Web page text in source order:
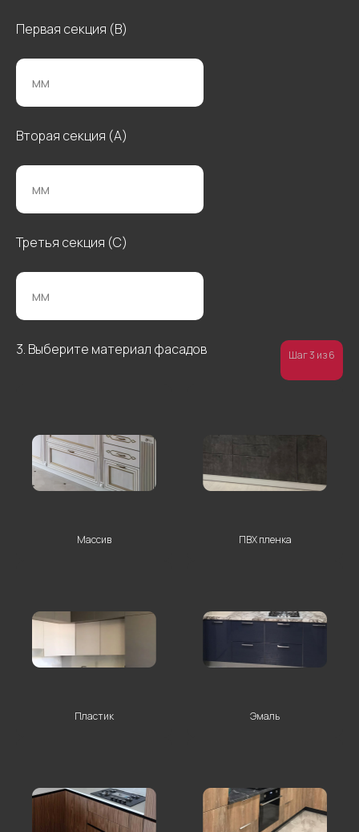
Первая секция (В)
Вторая секция (А)
Третья секция (С)
3. Выберите материал фасадов Шаг 3 из 6
Массив ПВХ пленка
Пластик Эмаль
Остались
вопросы?
+7